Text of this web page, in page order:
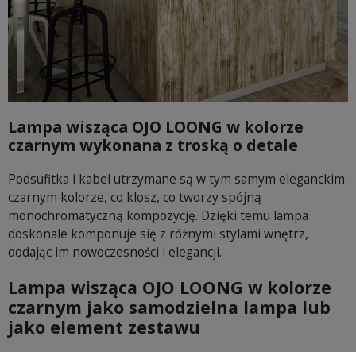
Lampa wisząca OJO LOONG w kolorze
czarnym wykonana z troską o detale
Podsufitka i kabel utrzymane są w tym samym eleganckim
czarnym kolorze, co klosz, co tworzy spójną
monochromatyczną kompozycję. Dzięki temu lampa
doskonale komponuje się z różnymi stylami wnętrz,
dodając im nowoczesności i elegancji.
Lampa wisząca OJO LOONG w kolorze
czarnym jako samodzielna lampa lub
jako element zestawu